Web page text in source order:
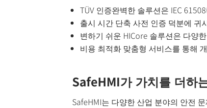
TÜV 인증완벽한 솔루션은 IEC
출시 시간 단축 사전 인증 덕분에 귀
변하기 쉬운 HICore 솔루션은 다양
비용 최적화 맞춤형 서비스를 통해
SafeHMI가 가치를 더하
SafeHMI는 다양한 산업 분야의 안전